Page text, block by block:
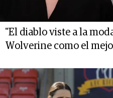
"El diablo viste a la
Wolverine como el